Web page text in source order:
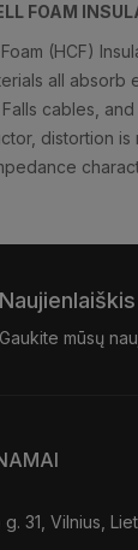
FOAM
(HCF)
all absorb
Falls cables,
distortion
Naujienlaiškis
Gaukite mūsų
g. 31, Vilnius,